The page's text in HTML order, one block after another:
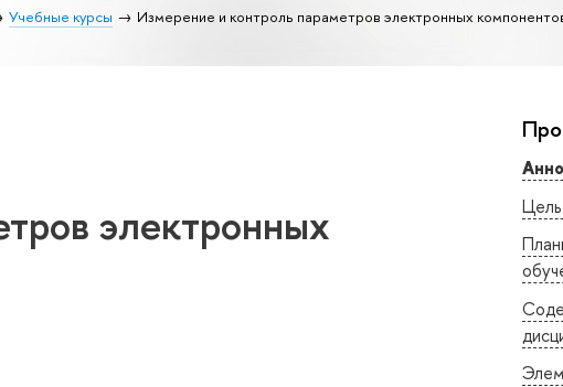
Учебные курсы
Измерение и контроль параметров электронных
электронных